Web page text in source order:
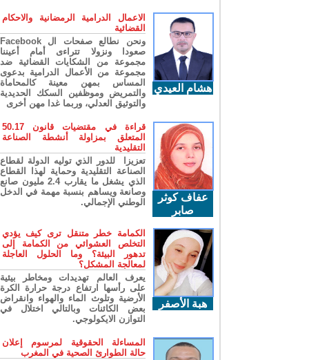
هشام العيدي
الاعمال الدرامية الرمضانية والاحكام
القضائية
ونحن نطالع صفحات ال Facebook
صعودا ونزولا تتراءى أمام أعيننا
مجموعة من الشكايات القضائية ضد
مجموعة من الأعمال الدرامية بدعوى
المساس بمهن معينة كالمحاماة
والتمريض وموظفين السكك الحديدية
والتوثيق العدلي، وربما غدا مهن أخرى
عفاف كوثر
صابر
قراءة في مقتضيات قانون 50.17
المتعلق بمزاولة أنشطة الصناعة
التقليدية
تعزيزا للدور الذي توليه الدولة لقطاع
الصناعة التقليدية وحماية لهذا القطاع
الذي يشغل ما يقارب 2.4 مليون صانع
وصانعة ويساهم بنسبة مهمة في الدخل
الوطني الإجمالي.
هبة الأصفر
الكمامة خطر متنقل ترى كيف يؤدي
التخلص العشوائي من الكمامة إلى
تدهور البيئة؟ وما الحلول العاجلة
لمعالجة المشكل؟
يعرف العالم تهديدات ومخاطر بيئية
على رأسها ارتفاع درجة حرارة الكرة
الأرضية وتلوث الماء والهواء وانقراض
بعض الكائنات وبالتالي اختلال في
التوازن الايكولوجي.
المساءلة الحقوقية لمرسوم إعلان
حالة الطوارئ الصحية في المغرب